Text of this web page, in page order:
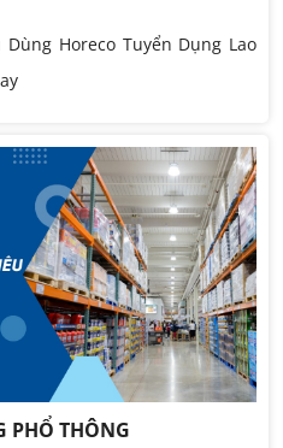
Horeco Tuyển Dụng Lao
PHỔ THÔNG